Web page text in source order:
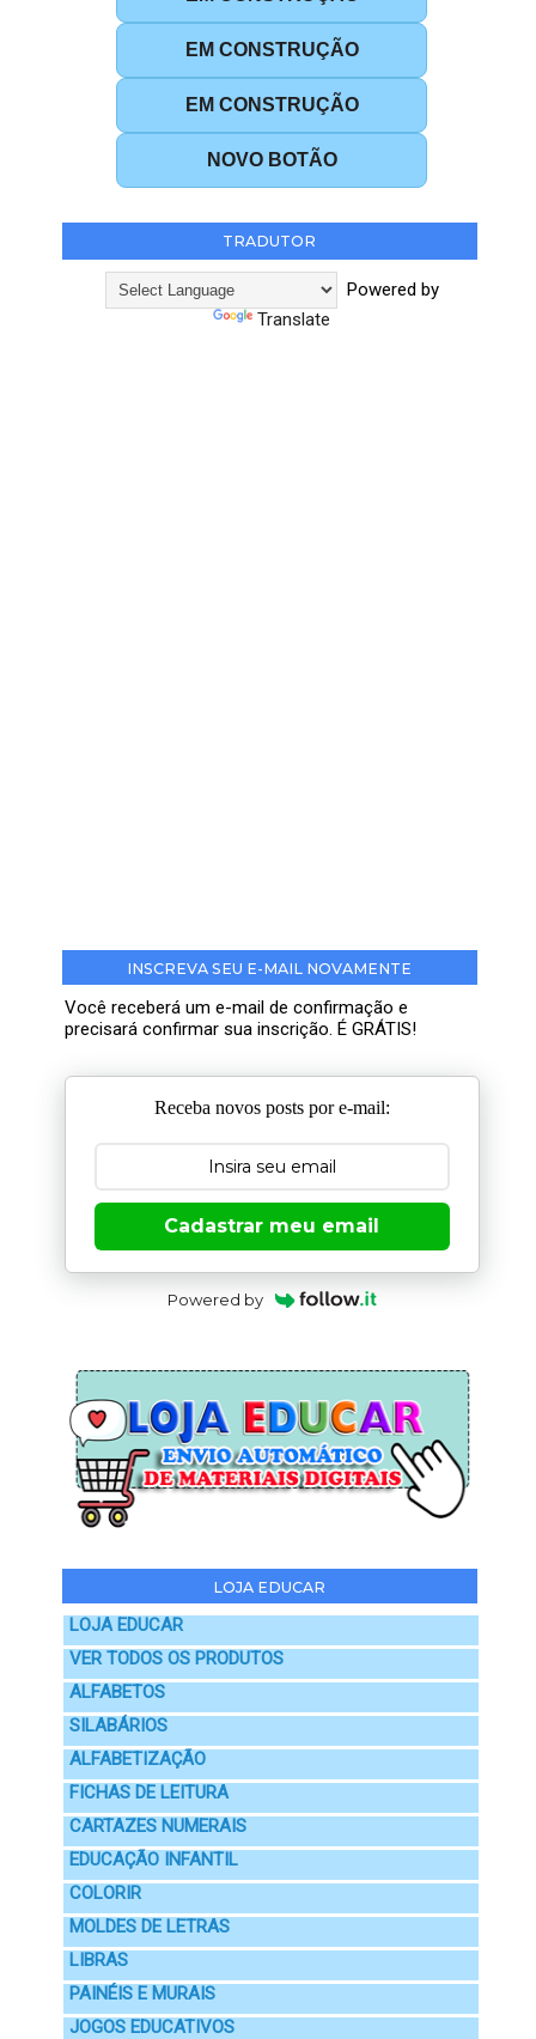
EM CONSTRUÇÃO
EM CONSTRUÇÃO
NOVO BOTÃO
TRADUTOR
Powered by
Translate
INSCREVA SEU E-MAIL NOVAMENTE
Você receberá um e-mail de confirmação e
precisará confirmar sua inscrição. É GRÁTIS!
Receba novos posts por e-mail:
Cadastrar meu email
Powered by
LOJA EDUCAR
LOJA EDUCAR
VER TODOS OS PRODUTOS
ALFABETOS
SILABÁRIOS
ALFABETIZAÇÃO
FICHAS DE LEITURA
CARTAZES NUMERAIS
EDUCAÇÃO INFANTIL
COLORIR
MOLDES DE LETRAS
LIBRAS
PAINÉIS E MURAIS
JOGOS EDUCATIVOS